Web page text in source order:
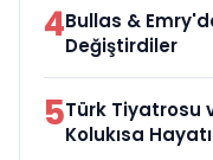
4Bullas &
Değiştirdiler
5Türk Tiyatrosu
Kolukısa